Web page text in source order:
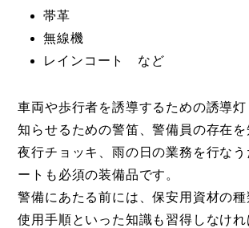
帯革
無線機
レインコート など
車両や歩行者を誘導するための誘導
知らせるための警笛、警備員の存在
夜行チョッキ、雨の日の業務を行なう
ートも必須の装備品です。
警備にあたる前には、保安用資材の種
使用手順といった知識も習得しなけれ